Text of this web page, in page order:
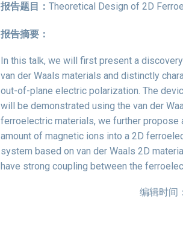
报告题目： Theoretical Design of 2D
报告摘要：
In this talk, we will first present a
van der Waals materials and distinctly
out-of-plane electric polarization. The
will be demonstrated using the van der
ferroelectric materials, we further
amount of magnetic ions into a 2D
system based on van der Waals 2D
have strong coupling between the
编辑时间